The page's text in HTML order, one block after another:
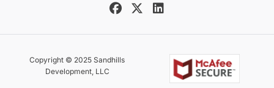
Copyright © 2025 Sandhills
Development, LLC